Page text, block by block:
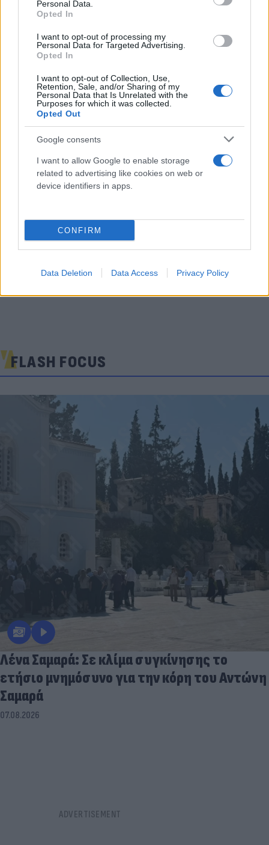
Personal Data.
Opted In
I want to opt-out of processing my
Personal Data for Targeted Advertising.
Opted In
I want to opt-out of Collection, Use,
Retention, Sale, and/or Sharing of my
Personal Data that Is Unrelated with the
Purposes for which it was collected.
Opted Out
Google consents
I want to allow Google to enable storage
related to advertising like cookies on web or
device identifiers in apps.
CONFIRM
Data Deletion Data Access Privacy Policy
FLASH FOCUS
Λένα Σαμαρά: Σε κλίμα συγκίνησης το
ετήσιο μνημόσυνο για την κόρη του Αντώνη
Σαμαρά
07.08.2026